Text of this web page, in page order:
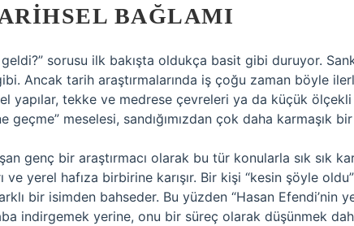
BAĞLAMI
geldi?” sorusu ilk bakışta oldukça basit gibi duruyor.
Ancak tarih araştırmalarında iş çoğu zaman böyle
yapılar, tekke ve medrese çevreleri ya da küçük
meselesi, sandığımızdan çok daha karmaşık bir
genç bir araştırmacı olarak bu tür konularla sık sık
ve yerel hafıza birbirine karışır. Bir kişi “kesin şöyle
bir isimden bahseder. Bu yüzden “Hasan Efendi’nin
indirgemek yerine, onu bir süreç olarak düşünmek